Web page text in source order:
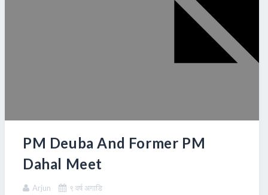
PM Deuba And Former PM
Dahal Meet
Arjun ९ वर्ष अगाडि